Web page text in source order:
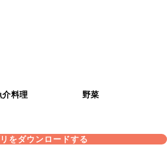
介料理 野菜
をダウンロードする